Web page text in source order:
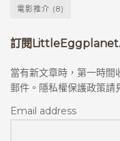
電影推介 (8)
訂閱
當有新文章時，第一時間
郵件。隱私權保護政策請
Email address